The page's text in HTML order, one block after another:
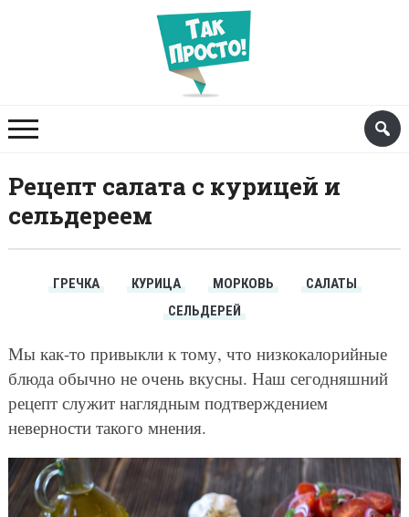
Рецепт салата с курицей и
сельдереем
ГРЕЧКА КУРИЦА МОРКОВЬ
САЛАТЫ
СЕЛЬДЕРЕЙ
Мы как-то привыкли к тому, что низкокалорийные
блюда обычно не очень вкусны. Наш сегодняшний
рецепт служит наглядным подтверждением
неверности такого мнения.